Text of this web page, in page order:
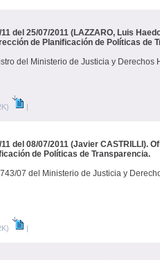
del 25/07/2011 (LAZZARO, Luis
de Planificación de Políticas de
del Ministerio de Justicia y Derechos
|
11 del 08/07/2011 (Javier CASTRILLI).
de Políticas de Transparencia.
07 del Ministerio de Justicia y
|